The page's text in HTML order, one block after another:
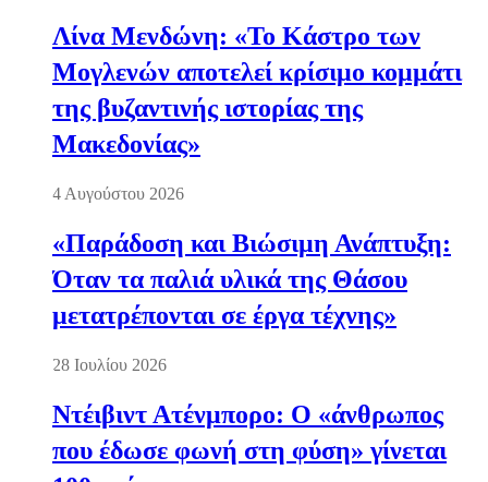
Λίνα Μενδώνη: «Το Κάστρο των
Μογλενών αποτελεί κρίσιμο κομμάτι
της βυζαντινής ιστορίας της
Μακεδονίας»
4 Αυγούστου 2026
«Παράδοση και Βιώσιμη Ανάπτυξη:
Όταν τα παλιά υλικά της Θάσου
μετατρέπονται σε έργα τέχνης»
28 Ιουλίου 2026
Ντέιβιντ Ατένμπορο: Ο «άνθρωπος
που έδωσε φωνή στη φύση» γίνεται